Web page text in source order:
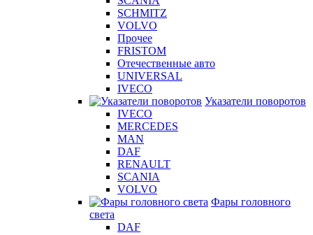
SCHMITZ
VOLVO
Прочее
FRISTOM
Отечественные авто
UNIVERSAL
IVECO
Указатели поворотов
IVECO
MERCEDES
MAN
DAF
RENAULT
SCANIA
VOLVO
Фары головного
света
DAF